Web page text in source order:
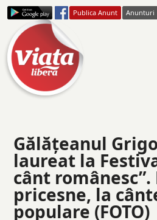
Publica Anunt Anunturi
Gălățeanul
laureat la
cânt românesc”.
pricesne, la
populare (FOTO)